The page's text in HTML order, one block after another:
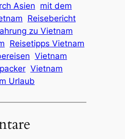
Asien
mit dem
Reisebericht
zu Vietnam
Reisetipps Vietnam
Vietnam
Vietnam
Urlaub